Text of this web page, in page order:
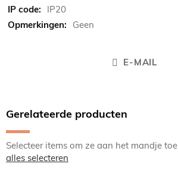
IP20
Geen
E-MAIL
Gerelateerde producten
Selecteer items om ze aan het mandje
alles selecteren